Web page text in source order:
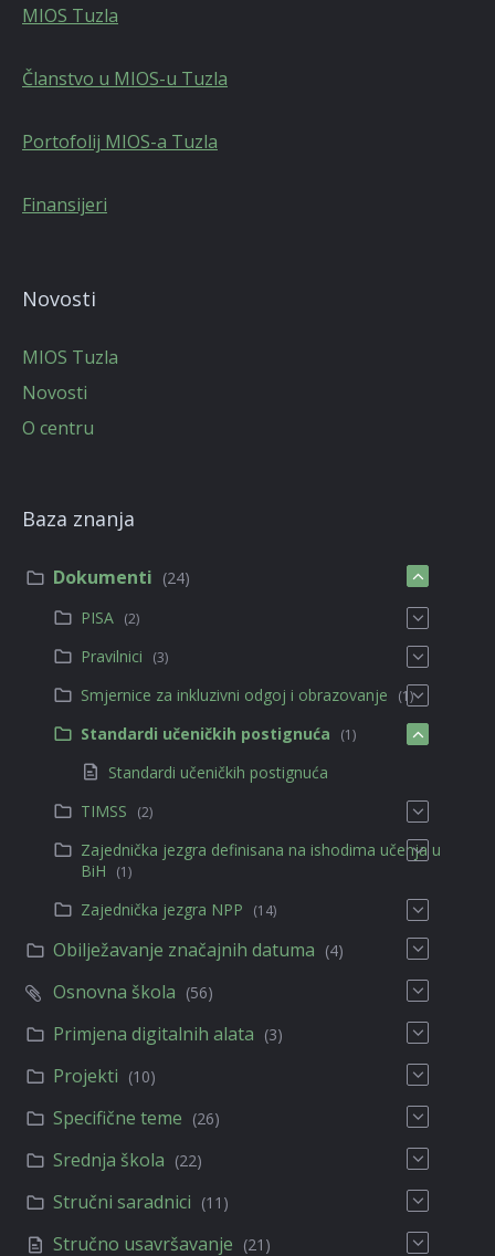
MIOS Tuzla
Članstvo u MIOS-u Tuzla
Portofolij MIOS-a Tuzla
Finansijeri
Novosti
MIOS Tuzla
Novosti
O centru
Baza znanja
Dokumenti (24)
PISA (2)
Pravilnici (3)
Smjernice za inkluzivni odgoj i obrazovanje (1)
Standardi učeničkih postignuća (1)
Standardi učeničkih postignuća
TIMSS
(2)
Zajednička jezgra definisana na ishodima učenja u
BiH
(1)
Zajednička jezgra NPP (14)
Obilježavanje značajnih datuma (4)
Osnovna škola (56)
Primjena digitalnih alata (3)
Projekti (10)
Specifične teme (26)
Srednja škola (22)
Stručni saradnici (11)
Stručno usavršavanje (21)